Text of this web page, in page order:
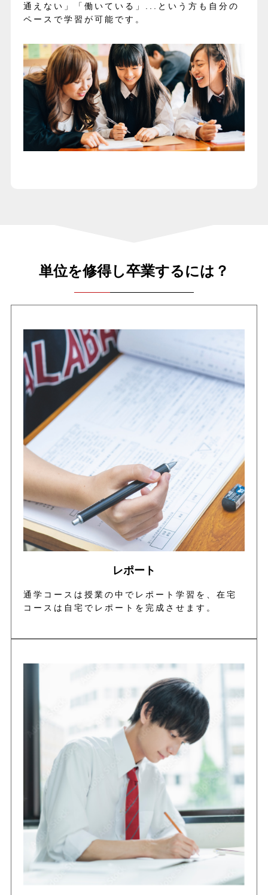
通えない」「働いている」...という方も自分の
ペースで学習が可能です。
単位を修得し卒業するには？
レポート
通学コースは授業の中でレポート学習を、在宅
コースは自宅でレポートを完成させます。